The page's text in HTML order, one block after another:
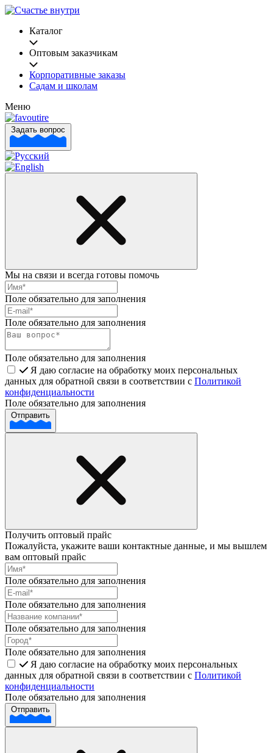
Каталог
Оптовым заказчикам
Корпоративные заказы
Садам и школам
Меню
Задать вопрос
Мы на связи и всегда готовы помочь
Поле обязательно для заполнения
Поле обязательно для заполнения
Поле обязательно для заполнения
Я даю согласие на обработку моих персональных
данных для обратной связи в соответствии с Политикой
конфиденциальности
Поле обязательно для заполнения
Отправить
Получить оптовый прайс
Пожалуйста, укажите ваши контактные данные, и мы вышлем
вам оптовый прайс
Поле обязательно для заполнения
Поле обязательно для заполнения
Поле обязательно для заполнения
Поле обязательно для заполнения
Я даю согласие на обработку моих персональных
данных для обратной связи в соответствии с Политикой
конфиденциальности
Поле обязательно для заполнения
Отправить